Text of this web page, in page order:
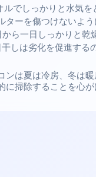
ルでしっかりと水気
ターを傷つけないよ
ら一日しっかりと乾
干しは劣化を促進する
ンは夏は冷房、冬は
に掃除することを心